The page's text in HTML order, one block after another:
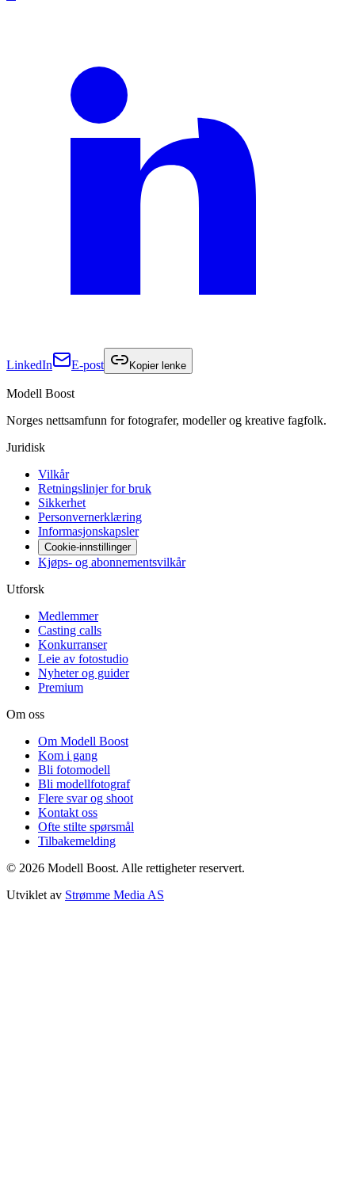
LinkedIn E-post Kopier lenke
Modell Boost
Norges nettsamfunn for fotografer, modeller og kreative fagfolk.
Juridisk
Vilkår
Retningslinjer for bruk
Sikkerhet
Personvernerklæring
Informasjonskapsler
Cookie-innstillinger
Kjøps- og abonnementsvilkår
Utforsk
Medlemmer
Casting calls
Konkurranser
Leie av fotostudio
Nyheter og guider
Premium
Om oss
Om Modell Boost
Kom i gang
Bli fotomodell
Bli modellfotograf
Flere svar og shoot
Kontakt oss
Ofte stilte spørsmål
Tilbakemelding
© 2026 Modell Boost. Alle rettigheter reservert.
Utviklet av Strømme Media AS